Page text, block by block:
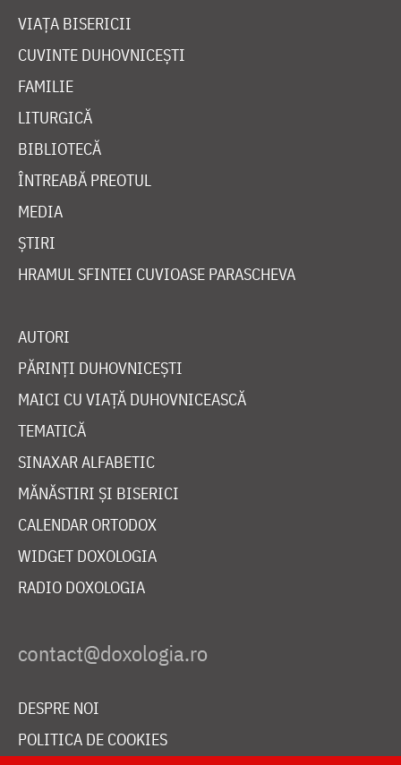
VIAȚA BISERICII
CUVINTE DUHOVNICEȘTI
FAMILIE
LITURGICĂ
BIBLIOTECĂ
ÎNTREABĂ PREOTUL
MEDIA
ȘTIRI
HRAMUL SFINTEI CUVIOASE PARASCHEVA
AUTORI
PĂRINȚI DUHOVNICEȘTI
MAICI CU VIAȚĂ DUHOVNICEASCĂ
TEMATICĂ
SINAXAR ALFABETIC
MĂNĂSTIRI ȘI BISERICI
CALENDAR ORTODOX
WIDGET DOXOLOGIA
RADIO DOXOLOGIA
DESPRE NOI
POLITICA DE COOKIES